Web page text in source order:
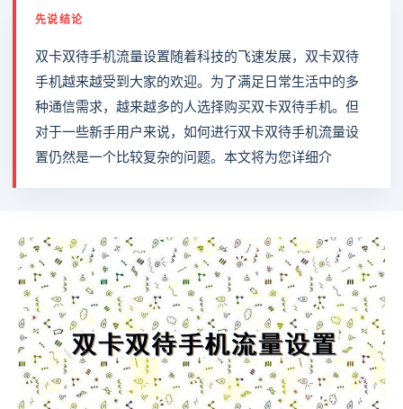
先说结论
双卡双待手机流量设置随着科技的飞速发展，双卡双待
手机越来越受到大家的欢迎。为了满足日常生活中的多
种通信需求，越来越多的人选择购买双卡双待手机。但
对于一些新手用户来说，如何进行双卡双待手机流量设
置仍然是一个比较复杂的问题。本文将为您详细介